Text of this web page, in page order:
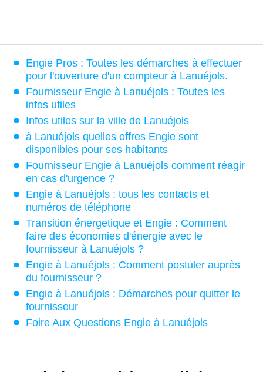
Engie Pros : Toutes les démarches à effectuer
pour l'ouverture d'un compteur à Lanuéjols.
Fournisseur Engie à Lanuéjols : Toutes les
infos utiles
Infos utiles sur la ville de Lanuéjols
à Lanuéjols quelles offres Engie sont
disponibles pour ses habitants
Fournisseur Engie à Lanuéjols comment réagir
en cas d'urgence ?
Engie à Lanuéjols : tous les contacts et
numéros de téléphone
Transition énergetique et Engie : Comment
faire des économies d'énergie avec le
fournisseur à Lanuéjols ?
Engie à Lanuéjols : Comment postuler auprès
du fournisseur ?
Engie à Lanuéjols : Démarches pour quitter le
fournisseur
Foire Aux Questions Engie à Lanuéjols